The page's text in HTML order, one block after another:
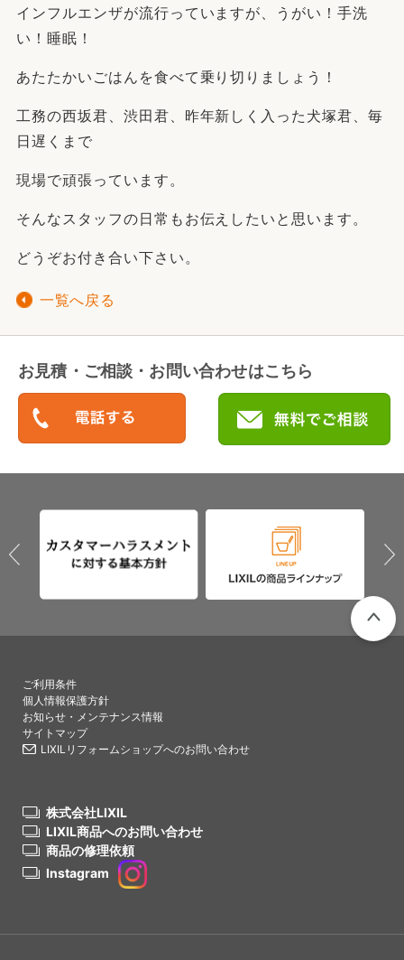
インフルエンザが流行っていますが、うがい！手洗
い！睡眠！
あたたかいごはんを食べて乗り切りましょう！
工務の西坂君、渋田君、昨年新しく入った犬塚君、毎
日遅くまで
現場で頑張っています。
そんなスタッフの日常もお伝えしたいと思います。
どうぞお付き合い下さい。
一覧へ戻る
お見積・ご相談・お問い合わせはこちら
ご利用条件
個人情報保護方針
お知らせ・メンテナンス情報
サイトマップ
LIXILリフォームショップへのお問い合わせ
株式会社LIXIL
LIXIL商品へのお問い合わせ
商品の修理依頼
Instagram